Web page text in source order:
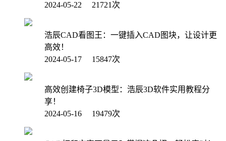
2024-05-22 21721次
浩辰CAD看图王：一键插入CAD图块，让设计更
高效！
2024-05-17 15847次
高效创建椅子3D模型：浩辰3D软件实用教程分
享！
2024-05-16 19479次